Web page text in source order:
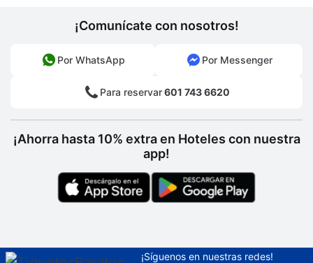
Tiendas de diseñadores en el sitio
Resguardo de equipaje
Salida exprés
Billar
Recepción 24 horas
Parque infantil
Snack bar
¡Comunícate con nosotros!
Por WhatsApp Por Messenger
Para reservar601 743 6620
¡Ahorra hasta 10% extra en Hoteles con nuestra
app!
¡Síguenos en nuestras redes!